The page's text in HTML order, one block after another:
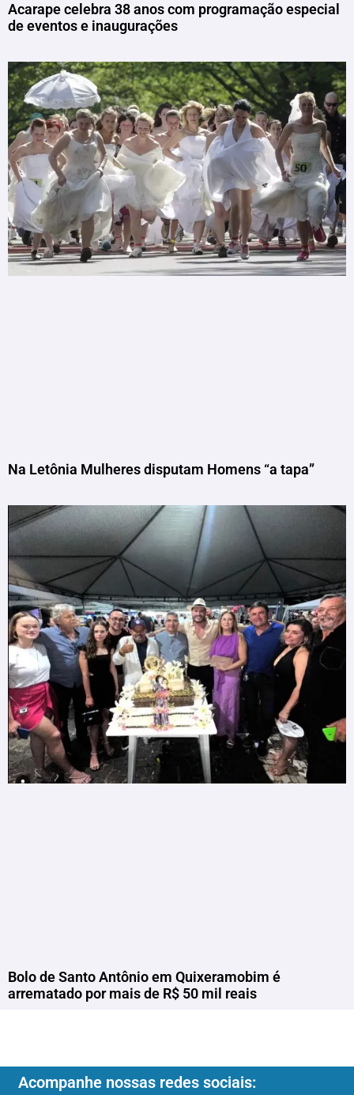
Acarape celebra 38 anos com programação especial
de eventos e inaugurações
Na Letônia Mulheres disputam Homens “a tapa”
Bolo de Santo Antônio em Quixeramobim é
arrematado por mais de R$ 50 mil reais
Acompanhe nossas redes sociais: